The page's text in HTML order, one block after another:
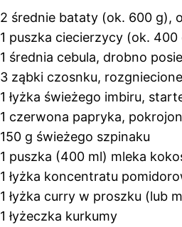
2 średnie bataty (ok. 600 g),
1 puszka ciecierzycy (ok. 400
1 średnia cebula, drobno
3 ząbki czosnku,
1 łyżka świeżego imbiru,
1 czerwona papryka,
150 g świeżego szpinaku
1 puszka (400 ml) mleka
1 łyżka koncentratu
1 łyżka curry w proszku (lub
1 łyżeczka kurkumy